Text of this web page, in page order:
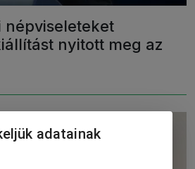
népviseleteket
nyitott meg az
adatainak